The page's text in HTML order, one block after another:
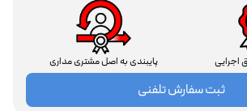
پایبندی به اصل مشتری مداری
ثبت سفارش تلفنی